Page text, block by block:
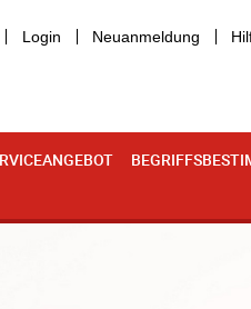
Login Neuanmeldung